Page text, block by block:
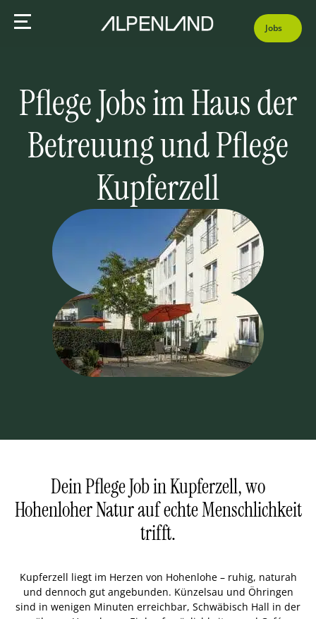
Jobs
Pflege Jobs im Haus der
Betreuung und Pflege
Kupferzell
Dein Pflege Job in Kupferzell, wo
Hohenloher Natur auf echte Menschlichkeit
trifft.
Kupferzell liegt im Herzen von Hohenlohe – ruhig, naturah
und dennoch gut angebunden. Künzelsau und Öhringen
sind in wenigen Minuten erreichbar, Schwäbisch Hall in der